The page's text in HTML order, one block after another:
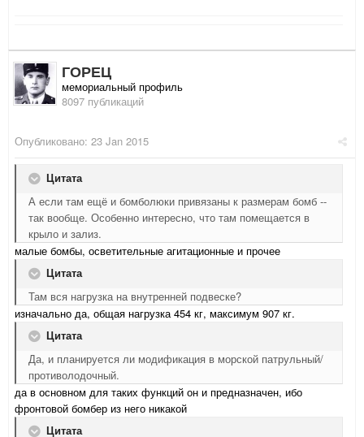
ГОРЕЦ
мемориальный профиль
8097 публикаций
Опубликовано: 23 Jan 2015
Цитата
А если там ещё и бомболюки привязаны к размерам бомб --
так вообще. Особенно интересно, что там помещается в
крыло и зализ.
малые бомбы, осветительные агитационные и прочее
Цитата
Там вся нагрузка на внутренней подвеске?
изначально да, общая нагрузка 454 кг, максимум 907 кг.
Цитата
Да, и планируется ли модификация в морской патрульный/
противолодочный.
да в основном для таких функций он и предназначен, ибо
фронтовой бомбер из него никакой
Цитата